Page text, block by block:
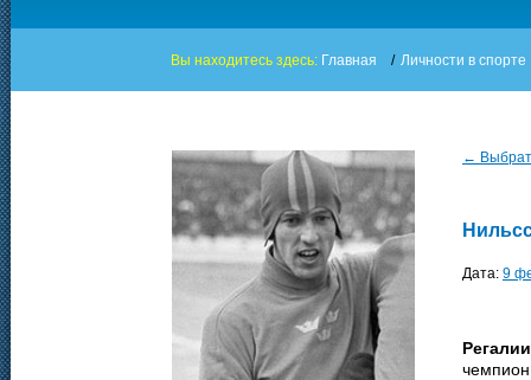
Вы находитесь здесь: Главная / Личности в спорте
←
Дата: 9